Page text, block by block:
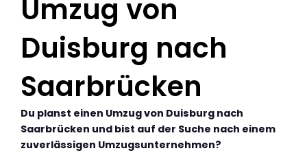
Umzug von
Duisburg nach
Saarbrücken
Du planst einen Umzug von Duisburg nach
Saarbrücken und bist auf der Suche nach einem
zuverlässigen Umzugsunternehmen?